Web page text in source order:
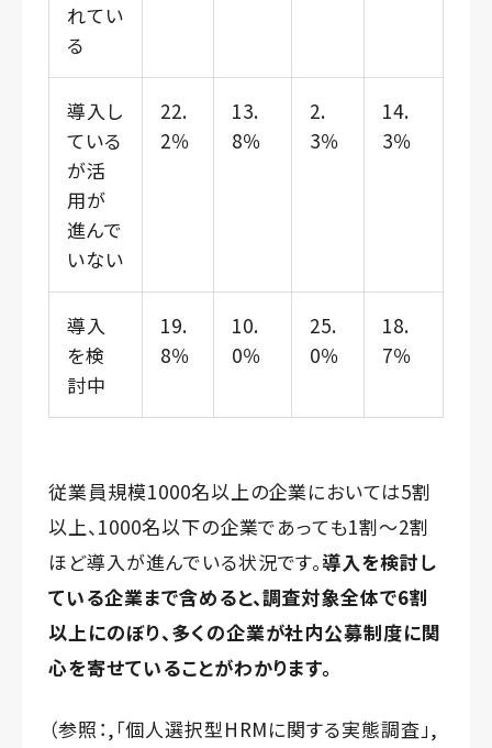
れてい
る
導入し
ている
が活
用が
進んで
いない
22.
2％
13.
8％
2.
3％
14.
3％
導入
を検
討中
19.
8％
10.
0％
25.
0％
18.
7％
従業員規模1000名以上の企業においては5割
以上、1000名以下の企業であっても1割〜2割
ほど導入が進んでいる状況です。導入を検討し
ている企業まで含めると、調査対象全体で6割
以上にのぼり、多くの企業が社内公募制度に関
心を寄せていることがわかります。
（参照：,「個人選択型HRMに関する実態調査」,